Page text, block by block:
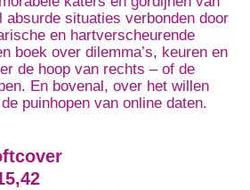
absurde situaties verbonden door
en hartverscheurende
boek over dilemma’s, keuren en
de hoop van rechts – of de
En bovenal, over het willen
puinhopen van online daten.